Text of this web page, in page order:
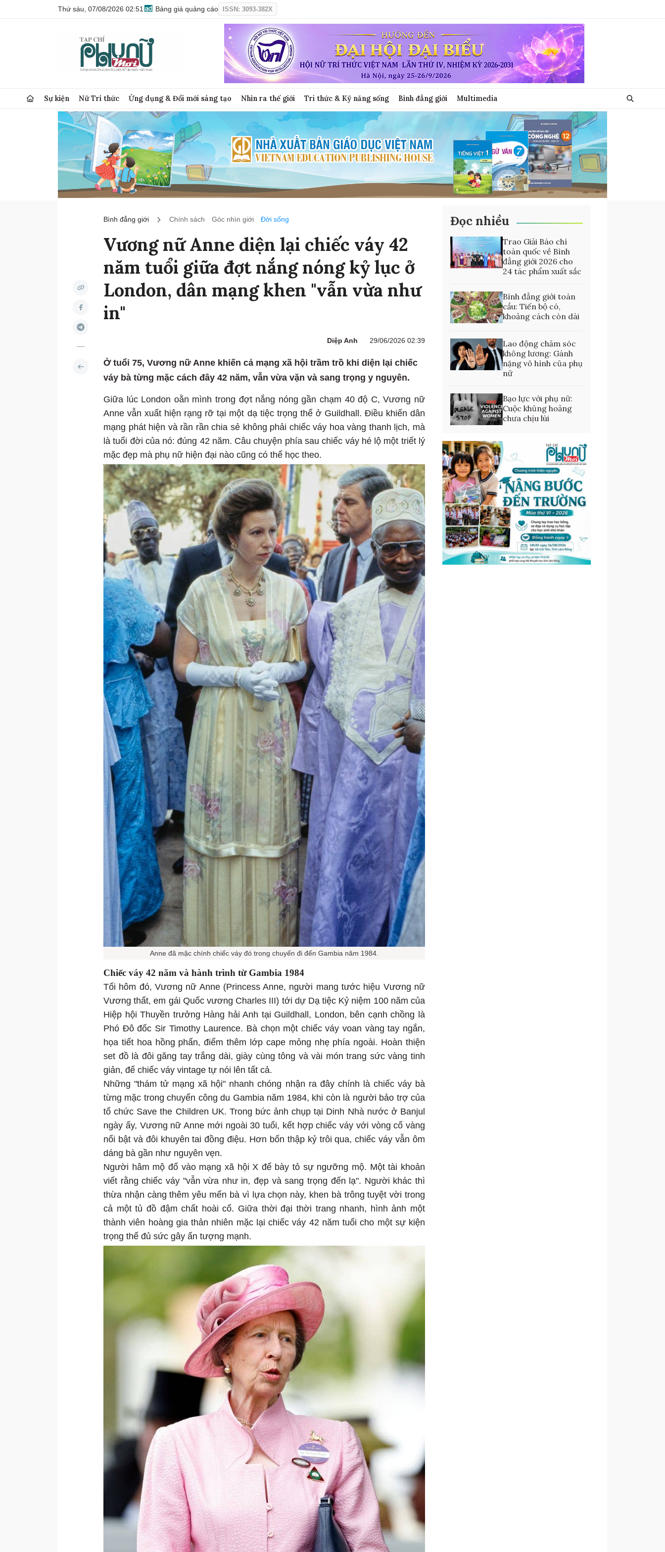
Thứ sáu, 07/08/2026 02:51 Bảng giá quảng cáo ISSN: 3093-382X
Sự kiện Nữ Trí thức Ứng dụng & Đổi mới sáng tạo Nhìn ra thế giới Tri thức & Kỹ năng sống Bình đẳng giới Multimedia
Bình đẳng giới Chính sách Góc nhìn giới Đời sống
Vương nữ Anne diện lại chiếc váy 42
năm tuổi giữa đợt nắng nóng kỷ lục ở
London, dân mạng khen "vẫn vừa như
in"
Diệp Anh 29/06/2026 02:39
Ở tuổi 75, Vương nữ Anne khiến cả mạng xã hội trầm trồ khi diện lại chiếc
váy bà từng mặc cách đây 42 năm, vẫn vừa vặn và sang trọng y nguyên.
Giữa lúc London oằn mình trong đợt nắng nóng gần chạm 40 độ C, Vương nữ
Anne vẫn xuất hiện rạng rỡ tại một dạ tiệc trọng thể ở Guildhall. Điều khiến dân
mạng phát hiện và rần rần chia sẻ không phải chiếc váy hoa vàng thanh lịch, mà
là tuổi đời của nó: đúng 42 năm. Câu chuyện phía sau chiếc váy hé lộ một triết lý
mặc đẹp mà phụ nữ hiện đại nào cũng có thể học theo.
Anne đã mặc chính chiếc váy đó trong chuyến đi đến Gambia năm 1984.
Chiếc váy 42 năm và hành trình từ Gambia 1984
Tối hôm đó, Vương nữ Anne (Princess Anne, người mang tước hiệu Vương nữ
Vương thất, em gái Quốc vương Charles III) tới dự Dạ tiệc Kỷ niệm 100 năm của
Hiệp hội Thuyền trưởng Hàng hải Anh tại Guildhall, London, bên cạnh chồng là
Phó Đô đốc Sir Timothy Laurence. Bà chọn một chiếc váy voan vàng tay ngắn,
họa tiết hoa hồng phấn, điểm thêm lớp cape mỏng nhẹ phía ngoài. Hoàn thiện
set đồ là đôi găng tay trắng dài, giày cùng tông và vài món trang sức vàng tinh
giản, để chiếc váy vintage tự nói lên tất cả.
Những "thám tử mạng xã hội" nhanh chóng nhận ra đây chính là chiếc váy bà
từng mặc trong chuyến công du Gambia năm 1984, khi còn là người bảo trợ của
tổ chức Save the Children UK. Trong bức ảnh chụp tại Dinh Nhà nước ở Banjul
ngày ấy, Vương nữ Anne mới ngoài 30 tuổi, kết hợp chiếc váy với vòng cổ vàng
nổi bật và đôi khuyên tai đồng điệu. Hơn bốn thập kỷ trôi qua, chiếc váy vẫn ôm
dáng bà gần như nguyên vẹn.
Người hâm mộ đổ vào mạng xã hội X để bày tỏ sự ngưỡng mộ. Một tài khoản
viết rằng chiếc váy "vẫn vừa như in, đẹp và sang trọng đến lạ". Người khác thì
thừa nhận càng thêm yêu mến bà vì lựa chọn này, khen bà trông tuyệt vời trong
cả một tủ đồ đậm chất hoài cổ. Giữa thời đại thời trang nhanh, hình ảnh một
thành viên hoàng gia thản nhiên mặc lại chiếc váy 42 năm tuổi cho một sự kiện
trọng thể đủ sức gây ấn tượng mạnh.
Đọc nhiều
Trao Giải Báo chí
toàn quốc về Bình
đẳng giới 2026 cho
24 tác phẩm xuất sắc
Bình đẳng giới toàn
cầu: Tiến bộ có,
khoảng cách còn dài
Lao động chăm sóc
không lương: Gánh
nặng vô hình của phụ
nữ
Bạo lực với phụ nữ:
Cuộc khủng hoảng
chưa chịu lùi